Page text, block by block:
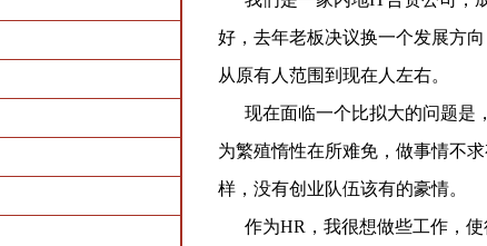
好，去年老板决议换一个发展方
从原有人范围到现在人左右。
现在面临一个比拟大的问题是
为繁殖惰性在所难免，做事情不
样，没有创业队伍该有的豪情。
作为HR，我很想做些工作，